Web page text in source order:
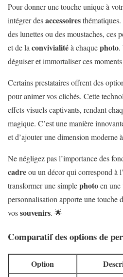
Pour donner une touche unique à
intégrer desaccessoires
des lunettes ou des moustaches, ces
et de laconvivialitéà chaquephoto.
déguiser et immortaliser ces
Certains prestataires offrent des
pour animer vos clichés. Cette
effets visuels captivants, rendant
magique. C’est une manière
et d’ajouter une dimension moderne
Ne négligez pas l’importance des
cadreou un décor qui correspond à l’
transformer une simplephotoen
personnalisation apporte une touche
vossouvenirs. 🌟
Comparatif des options de
Option